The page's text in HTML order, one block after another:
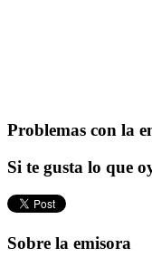
Problemas con la
Si te gusta lo que
Sobre la emisora